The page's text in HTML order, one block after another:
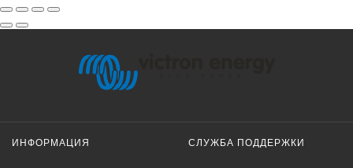
ИНФОРМАЦИЯ СЛУЖБА ПОДДЕРЖКИ